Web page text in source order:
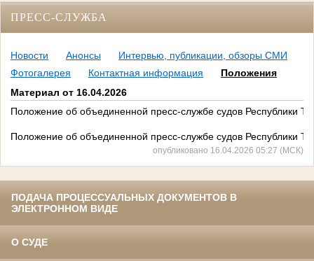
ПРЕСС-СЛУЖБА
Новости Анонсы
Интервью, публикации, обзоры СМИ
Фотогалерея
Контактная информация
Положения
Материал от 16.04.2026
Положение об объединенной пресс-службе судов Республики
Положение об объединенной пресс-службе судов Республики
опубликовано 16.04.2026 05:27 (МСК)
ПОДАЧА ПРОЦЕССУАЛЬНЫХ ДОКУМЕНТОВ В
ЭЛЕКТРОННОМ ВИДЕ
О СУДЕ